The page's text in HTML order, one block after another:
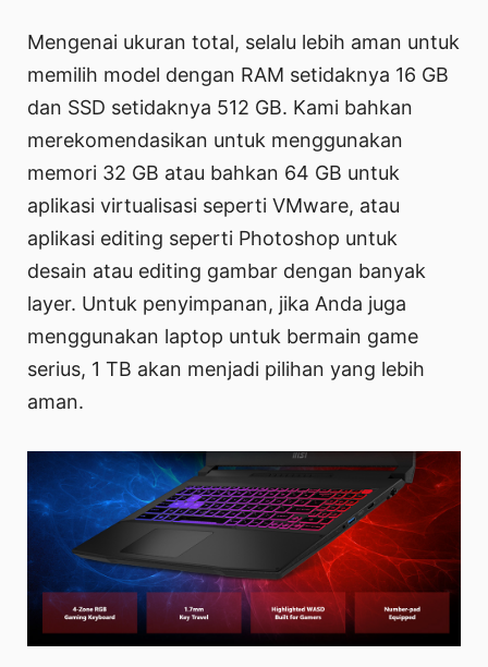
Mengenai ukuran total, selalu lebih aman untuk
memilih model dengan RAM setidaknya 16 GB
dan SSD setidaknya 512 GB. Kami bahkan
merekomendasikan untuk menggunakan
memori 32 GB atau bahkan 64 GB untuk
aplikasi virtualisasi seperti VMware, atau
aplikasi editing seperti Photoshop untuk
desain atau editing gambar dengan banyak
layer. Untuk penyimpanan, jika Anda juga
menggunakan laptop untuk bermain game
serius, 1 TB akan menjadi pilihan yang lebih
aman.